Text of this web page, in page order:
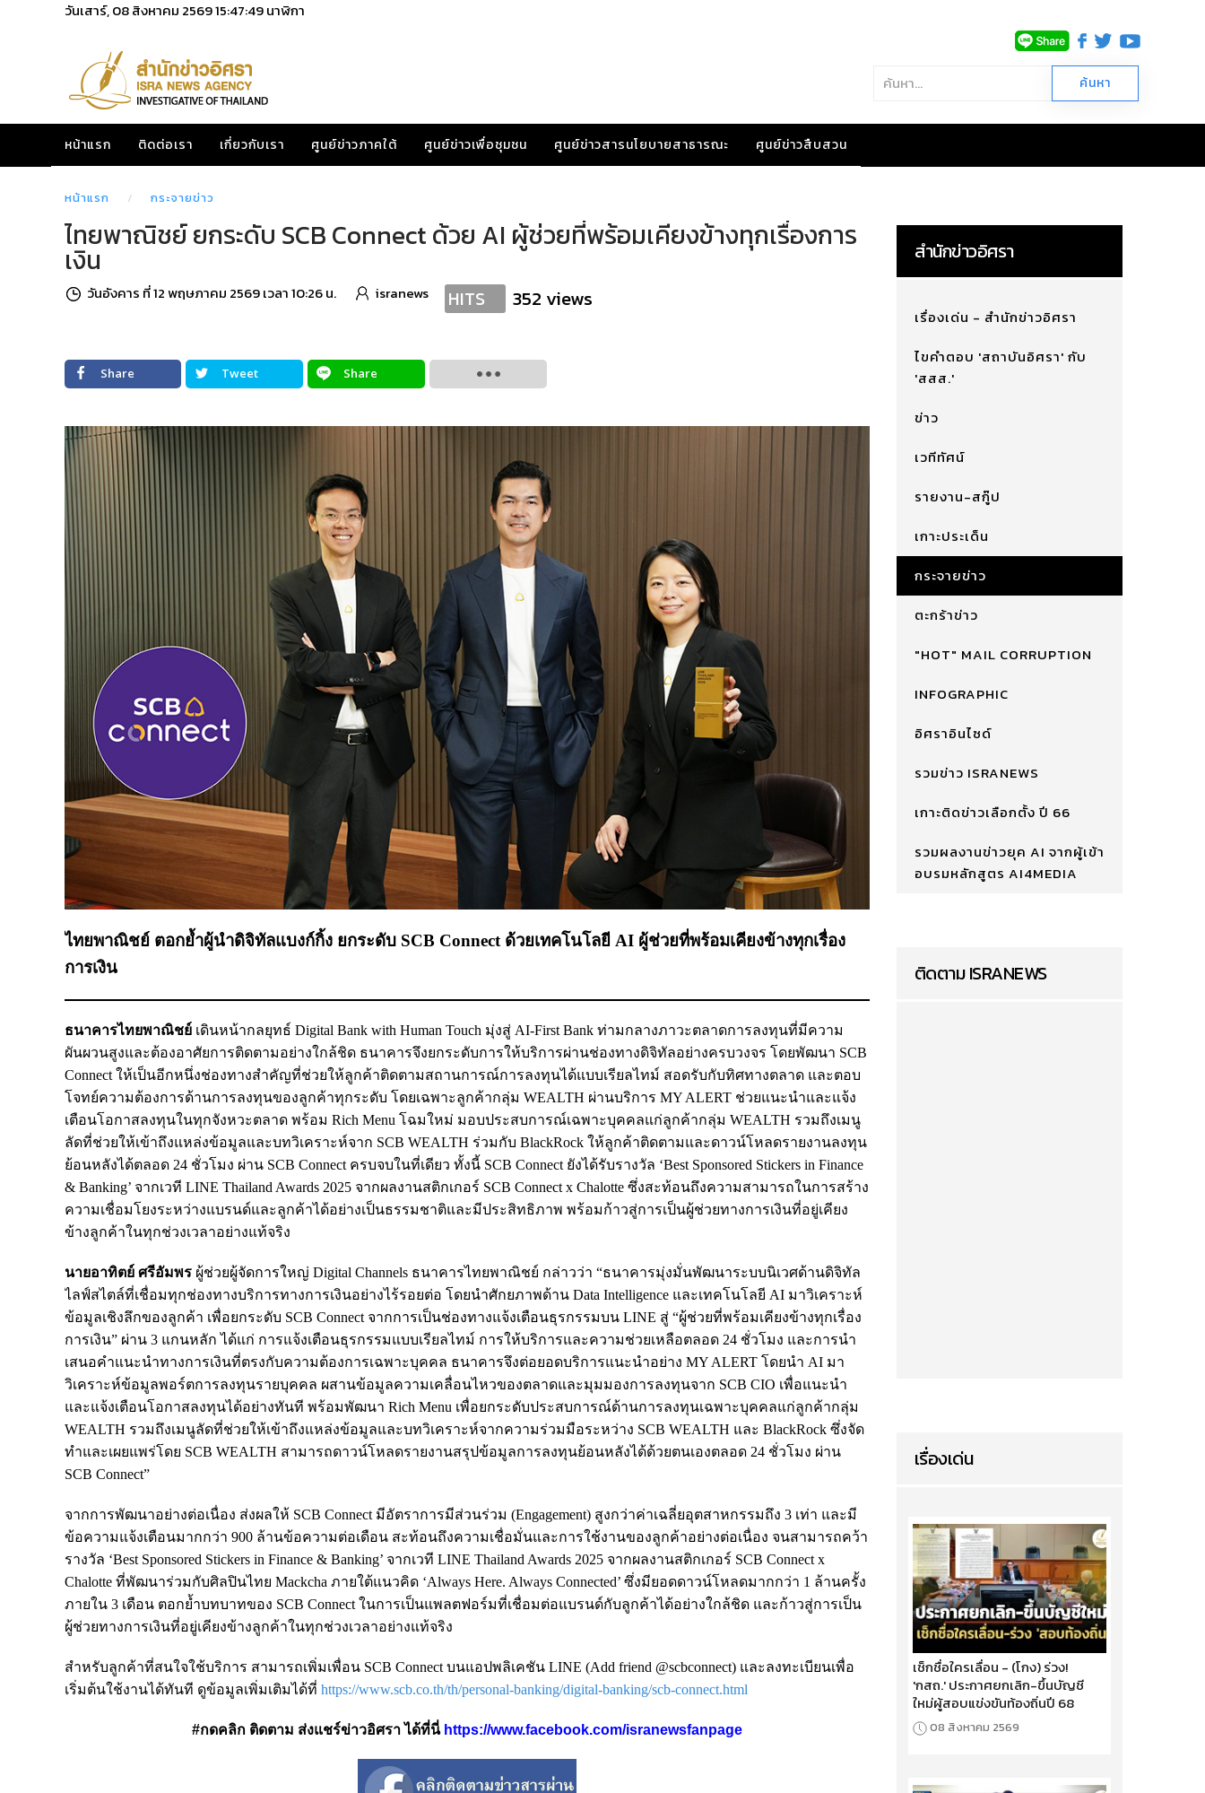
วันเสาร์, 08 สิงหาคม 256915:47:50นาฬิกา
หน้าแรก ติดต่อเรา เกี่ยวกับเรา ศูนย์ข่าวภาคใต้ ศูนย์ข่าวเพื่อชุมชน ศูนย์ข่าวสารนโยบายสาธารณะ ศูนย์ข่าวสืบสวน
หน้าแรก กระจายข่าว
ไทยพาณิชย์ ยกระดับ SCB Connect ด้วย AI ผู้ช่วยที่พร้อมเคียงข้างทุกเรื่องการ
เงิน
วันอังคาร ที่ 12 พฤษภาคม 2569 เวลา 10:26 น. isranews HITS 352 views
Share Tweet Share
ไทยพาณิชย์ ตอกย้ำผู้นำดิจิทัลแบงก์กิ้ง ยกระดับ SCB Connect ด้วยเทคโนโลยี AI ผู้ช่วยที่พร้อมเคียงข้างทุกเรื่อง
การเงิน
ธนาคารไทยพาณิชย์ เดินหน้ากลยุทธ์ Digital Bank with Human Touch มุ่งสู่ AI-First Bank ท่ามกลางภาวะตลาดการลงทุนที่มีความ
ผันผวนสูงและต้องอาศัยการติดตามอย่างใกล้ชิด ธนาคารจึงยกระดับการให้บริการผ่านช่องทางดิจิทัลอย่างครบวงจร โดยพัฒนา SCB
Connect ให้เป็นอีกหนึ่งช่องทางสำคัญที่ช่วยให้ลูกค้าติดตามสถานการณ์การลงทุนได้แบบเรียลไทม์ สอดรับกับทิศทางตลาด และตอบ
โจทย์ความต้องการด้านการลงทุนของลูกค้าทุกระดับ โดยเฉพาะลูกค้ากลุ่ม WEALTH ผ่านบริการ MY ALERT ช่วยแนะนำและแจ้ง
เตือนโอกาสลงทุนในทุกจังหวะตลาด พร้อม Rich Menu โฉมใหม่ มอบประสบการณ์เฉพาะบุคคลแก่ลูกค้ากลุ่ม WEALTH รวมถึงเมนู
ลัดที่ช่วยให้เข้าถึงแหล่งข้อมูลและบทวิเคราะห์จาก SCB WEALTH ร่วมกับ BlackRock ให้ลูกค้าติดตามและดาวน์โหลดรายงานลงทุน
ย้อนหลังได้ตลอด 24 ชั่วโมง ผ่าน SCB Connect ครบจบในที่เดียว ทั้งนี้ SCB Connect ยังได้รับรางวัล ‘Best Sponsored Stickers in Finance
& Banking’ จากเวที LINE Thailand Awards 2025 จากผลงานสติกเกอร์ SCB Connect x Chalotte ซึ่งสะท้อนถึงความสามารถในการสร้าง
ความเชื่อมโยงระหว่างแบรนด์และลูกค้าได้อย่างเป็นธรรมชาติและมีประสิทธิภาพ พร้อมก้าวสู่การเป็นผู้ช่วยทางการเงินที่อยู่เคียง
ข้างลูกค้าในทุกช่วงเวลาอย่างแท้จริง
นายอาทิตย์ ศรีอัมพร ผู้ช่วยผู้จัดการใหญ่ Digital Channels ธนาคารไทยพาณิชย์ กล่าวว่า “ธนาคารมุ่งมั่นพัฒนาระบบนิเวศด้านดิจิทัล
ไลฟ์สไตล์ที่เชื่อมทุกช่องทางบริการทางการเงินอย่างไร้รอยต่อ โดยนำศักยภาพด้าน Data Intelligence และเทคโนโลยี AI มาวิเคราะห์
ข้อมูลเชิงลึกของลูกค้า เพื่อยกระดับ SCB Connect จากการเป็นช่องทางแจ้งเตือนธุรกรรมบน LINE สู่ “ผู้ช่วยที่พร้อมเคียงข้างทุกเรื่อง
การเงิน” ผ่าน 3 แกนหลัก ได้แก่ การแจ้งเตือนธุรกรรมแบบเรียลไทม์ การให้บริการและความช่วยเหลือตลอด 24 ชั่วโมง และการนำ
เสนอคำแนะนำทางการเงินที่ตรงกับความต้องการเฉพาะบุคคล ธนาคารจึงต่อยอดบริการแนะนำอย่าง MY ALERT โดยนำ AI มา
วิเคราะห์ข้อมูลพอร์ตการลงทุนรายบุคคล ผสานข้อมูลความเคลื่อนไหวของตลาดและมุมมองการลงทุนจาก SCB CIO เพื่อแนะนำ
และแจ้งเตือนโอกาสลงทุนได้อย่างทันที พร้อมพัฒนา Rich Menu เพื่อยกระดับประสบการณ์ด้านการลงทุนเฉพาะบุคคลแก่ลูกค้ากลุ่ม
WEALTH รวมถึงเมนูลัดที่ช่วยให้เข้าถึงแหล่งข้อมูลและบทวิเคราะห์จากความร่วมมือระหว่าง SCB WEALTH และ BlackRock ซึ่งจัด
ทำและเผยแพร่โดย SCB WEALTH สามารถดาวน์โหลดรายงานสรุปข้อมูลการลงทุนย้อนหลังได้ด้วยตนเองตลอด 24 ชั่วโมง ผ่าน
SCB Connect”
จากการพัฒนาอย่างต่อเนื่อง ส่งผลให้ SCB Connect มีอัตราการมีส่วนร่วม (Engagement) สูงกว่าค่าเฉลี่ยอุตสาหกรรมถึง 3 เท่า และมี
ข้อความแจ้งเตือนมากกว่า 900 ล้านข้อความต่อเดือน สะท้อนถึงความเชื่อมั่นและการใช้งานของลูกค้าอย่างต่อเนื่อง จนสามารถคว้า
รางวัล ‘Best Sponsored Stickers in Finance & Banking’ จากเวที LINE Thailand Awards 2025 จากผลงานสติกเกอร์ SCB Connect x
Chalotte ที่พัฒนาร่วมกับศิลปินไทย Mackcha ภายใต้แนวคิด ‘Always Here. Always Connected’ ซึ่งมียอดดาวน์โหลดมากกว่า 1 ล้านครั้ง
ภายใน 3 เดือน ตอกย้ำบทบาทของ SCB Connect ในการเป็นแพลตฟอร์มที่เชื่อมต่อแบรนด์กับลูกค้าได้อย่างใกล้ชิด และก้าวสู่การเป็น
ผู้ช่วยทางการเงินที่อยู่เคียงข้างลูกค้าในทุกช่วงเวลาอย่างแท้จริง
สำหรับลูกค้าที่สนใจใช้บริการ สามารถเพิ่มเพื่อน SCB Connect บนแอปพลิเคชัน LINE (Add friend @scbconnect) และลงทะเบียนเพื่อ
เริ่มต้นใช้งานได้ทันที ดูข้อมูลเพิ่มเติมได้ที่ https://www.scb.co.th/th/personal-banking/digital-banking/scb-connect.html
#กดคลิก ติดตาม ส่งแชร์ข่าวอิศรา ได้ที่นี่ https://www.facebook.com/isranewsfanpage
สำนักข่าวอิศรา
เรื่องเด่น - สำนักข่าวอิศรา
ไขคำตอบ 'สถาบันอิศรา' กับ
'สสส.'
ข่าว
เวทีทัศน์
รายงาน-สกู๊ป
เกาะประเด็น
กระจายข่าว
ตะกร้าข่าว
"HOT" MAIL CORRUPTION
INFOGRAPHIC
อิศราอินไซด์
รวมข่าว ISRANEWS
เกาะติดข่าวเลือกตั้ง ปี 66
รวมผลงานข่าวยุค AI จากผู้เข้า
อบรมหลักสูตร AI4MEDIA
ติดตาม ISRANEWS
เรื่องเด่น
เช็กชื่อใครเลื่อน - (โกง) ร่วง!
'กสถ.' ประกาศยกเลิก-ขึ้นบัญชี
ใหม่ผู้สอบแข่งขันท้องถิ่นปี 68
08 สิงหาคม 2569